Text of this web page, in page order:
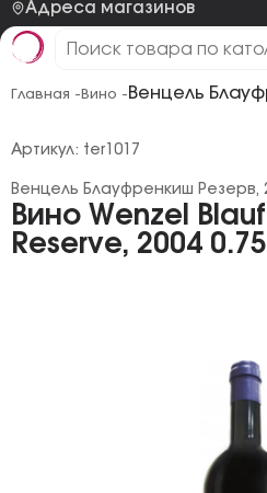
Адреса магазинов
Главная - Вино - Венцель
Вино Wenzel
Reserve, 2004
Венцель Блауфренкиш Резерв,
Артикул: ter1017